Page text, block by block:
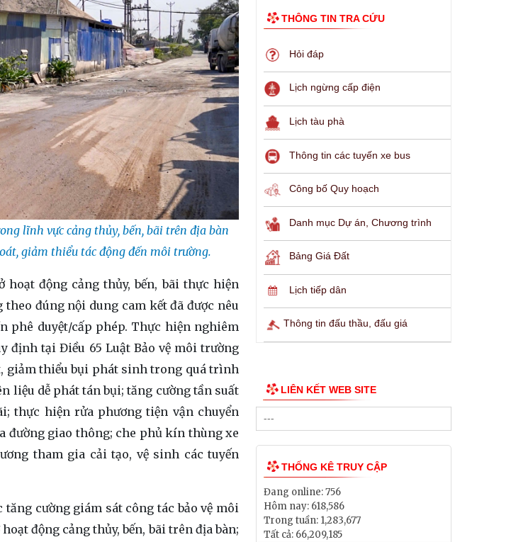
lĩnh vực cảng thủy, bến, bãi trên địa bàn
giảm thiểu tác động đến môi trường.
hoạt động cảng thủy, bến, bãi thực hiện
đúng nội dung cam kết đã được nêu
phê duyệt/cấp phép. Thực hiện nghiêm
định tại Điều 65 Luật Bảo vệ môi trường
giảm thiểu bụi phát sinh trong quá trình
liệu dễ phát tán bụi; tăng cường tần suất
thực hiện rửa phương tiện vận chuyển
đường giao thông; che phủ kín thùng xe
tham gia cải tạo, vệ sinh các tuyến
cường giám sát công tác bảo vệ môi
động cảng thủy, bến, bãi trên địa bàn;
THÔNG TIN TRA CỨU
Hỏi đáp
Lịch ngừng cấp điện
Lịch tàu phà
Thông tin các tuyến xe bus
Công bố Quy hoạch
Danh mục Dự án, Chương trình
Bảng Giá Đất
Lịch tiếp dân
Thông tin đấu thầu, đấu giá
LIÊN KẾT WEB SITE
THỐNG KÊ TRUY CẬP
Đang online:756
Hôm nay: 618,586
Trong tuần: 1,283,677
Tất cả: 66,209,185